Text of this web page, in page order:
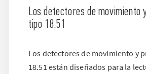
Los detectores de movimiento
tipo 18.51
Los detectores de movimiento y
18.51 están diseñados para la